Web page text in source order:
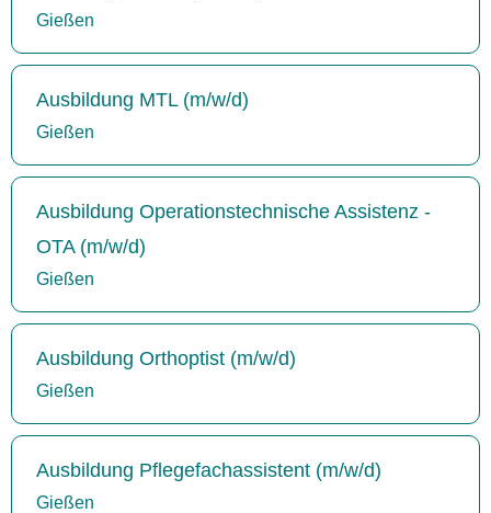
Gießen
Ausbildung MTL (m/w/d)
Gießen
Ausbildung Operationstechnische Assistenz -
OTA (m/w/d)
Gießen
Ausbildung Orthoptist (m/w/d)
Gießen
Ausbildung Pflegefachassistent (m/w/d)
Gießen